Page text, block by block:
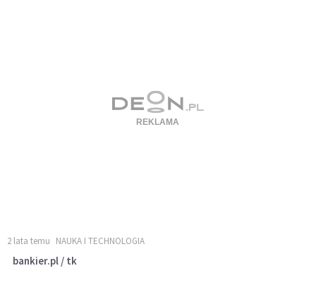
2 lata temu NAUKA I TECHNOLOGIA
bankier.pl / tk